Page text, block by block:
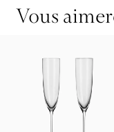
Vous